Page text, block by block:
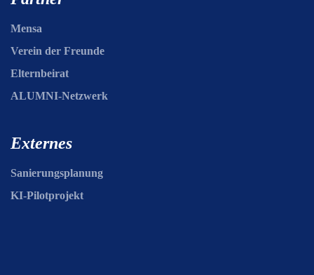
Mensa
Verein der Freunde
Elternbeirat
ALUMNI-Netzwerk
Externes
Sanierungsplanung
KI-Pilotprojekt